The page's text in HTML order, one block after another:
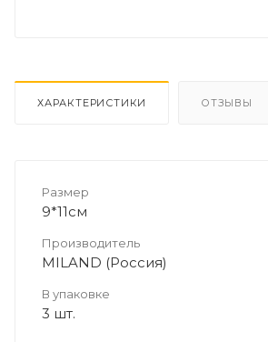
ХАРАКТЕРИСТИКИ ОТЗЫВЫ
Размер
9*11см
Производитель
MILAND (Россия)
В упаковке
3 шт.